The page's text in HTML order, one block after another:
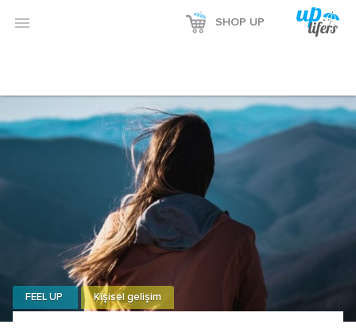
Reklamı Göster
Reklamı Gizle
 SHOP UP
FEEL UP Kişisel gelişim